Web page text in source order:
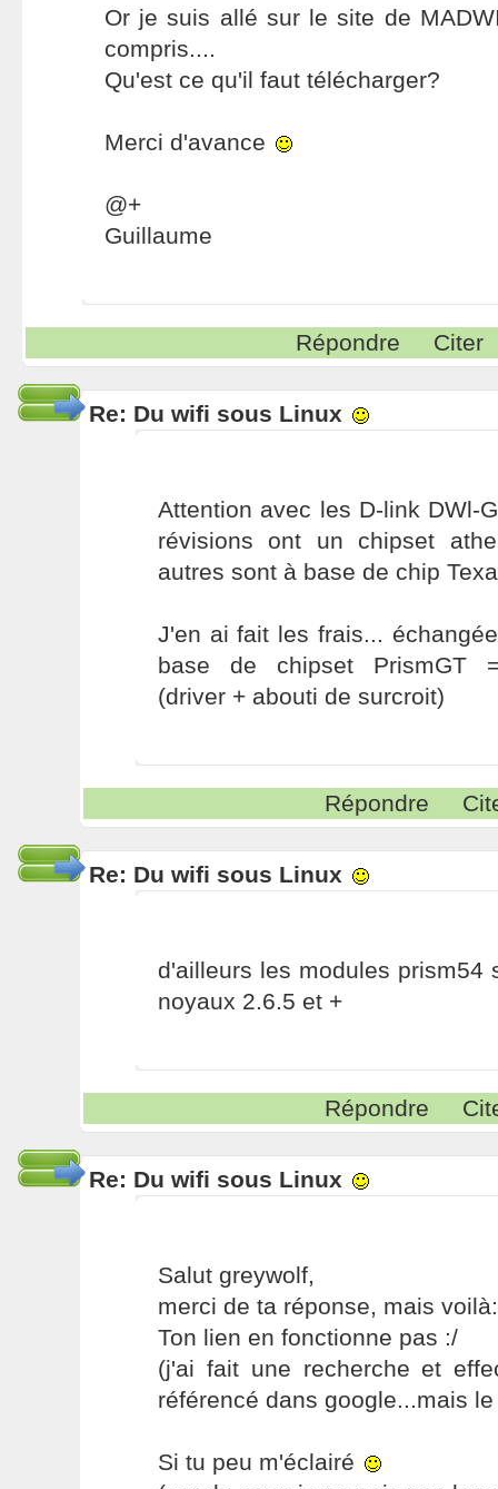
Or je suis allé sur le site de
compris....
Qu'est ce qu'il faut télécharger?
Merci d'avance
@+
Guillaume
Répondre Citer
Re: Du wifi sous Linux
Attention avec les D-link DWl-
révisions ont un chipset
autres sont à base de chip
J'en ai fait les frais...
base de chipset PrismGT
(driver + abouti de surcroit)
Répondre
Re: Du wifi sous Linux
d'ailleurs les modules prism54
noyaux 2.6.5 et +
Répondre
Re: Du wifi sous Linux
Salut greywolf,
merci de ta réponse, mais voilà:
Ton lien en fonctionne pas :/
(j'ai fait une recherche et
référencé dans google...mais
Si tu peu m'éclairé